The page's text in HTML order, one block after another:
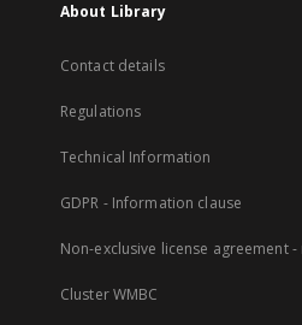
About Library
Contact details
Regulations
Technical Information
GDPR - Information clause
Non-exclusive license agreement
Cluster WMBC